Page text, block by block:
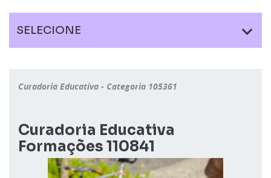
SELECIONE
Curadoria Educativa - Categoria 105361
Curadoria Educativa
Formações 110841